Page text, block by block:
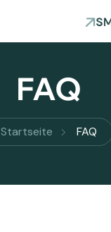
FAQ
Startseite FAQ